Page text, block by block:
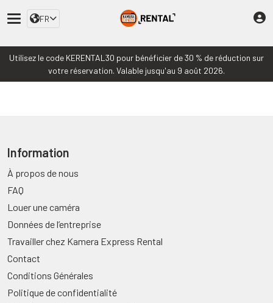
FR
Utilisez le code KERENTAL30 pour bénéficier de 30 % de réduction sur
votre réservation. Valable jusqu'au 9 août 2026.
Information
À propos de nous
FAQ
Louer une caméra
Données de l’entreprise
Travailler chez Kamera Express Rental
Contact
Conditions Générales
Politique de confidentialité